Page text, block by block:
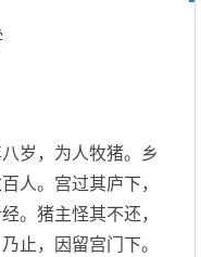
岁，为人牧猪。乡
人。宫过其庐下，
。猪主怪其不还，
止，因留宫门下。